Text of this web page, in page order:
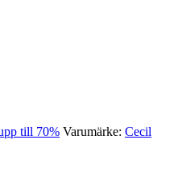
till 70% Varumärke: Cecil